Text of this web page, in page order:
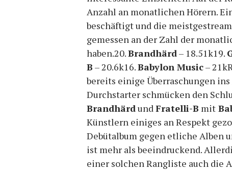
Anzahl an monatlichen Hörern.
beschäftigt und die
gemessen an der Zahl der
haben.20.Brandhärd– 18.51k19.
B – 20.6k16.Babylon Music–
bereits einige Überraschungen
Durchstarter schmücken den
BrandhärdundFratelli-B mit
Künstlern einiges an Respekt
Debütalbum gegen etliche Alben
ist mehr als beeindruckend.
einer solchen Rangliste auch die